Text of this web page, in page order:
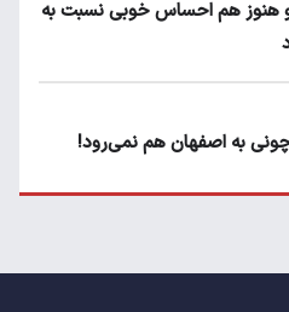
او هنوز هم احساس خوبی نسبت به
به اصفهان هم نمی‌رود!